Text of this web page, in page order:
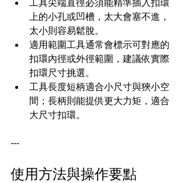
工具尖端直徑必須能精準插入扣環
上的小孔或凹槽，太大會塞不進，
太小則容易鬆脫。
適用範圍工具通常會標示可對應的
扣環內徑或外徑範圍，建議依實際
扣環尺寸挑選。
工具長度短柄適合小尺寸與狹小空
間；長柄則能提供更大力矩，適合
大尺寸扣環。
---
使用方法與操作要點